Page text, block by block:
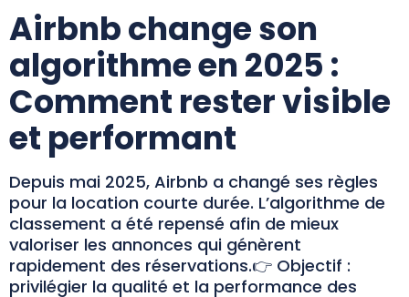
Airbnb change son
algorithme en 2025 :
Comment rester visible
et performant
Depuis mai 2025, Airbnb a changé ses règles
pour la location courte durée. L’algorithme de
classement a été repensé afin de mieux
valoriser les annonces qui génèrent
rapidement des réservations.👉 Objectif :
privilégier la qualité et la performance des